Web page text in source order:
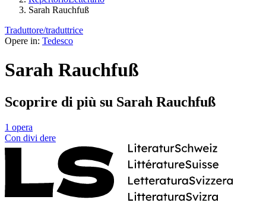
Sarah Rauchfuß
Traduttore/traduttrice
Opere in: Tedesco
Sarah Rauchfuß
Scoprire di più su Sarah Rauchfuß
1 opera
Con divi dere